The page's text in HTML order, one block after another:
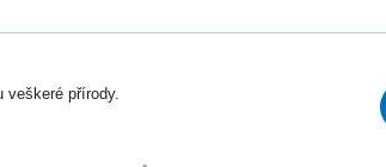
veškeré přírody.